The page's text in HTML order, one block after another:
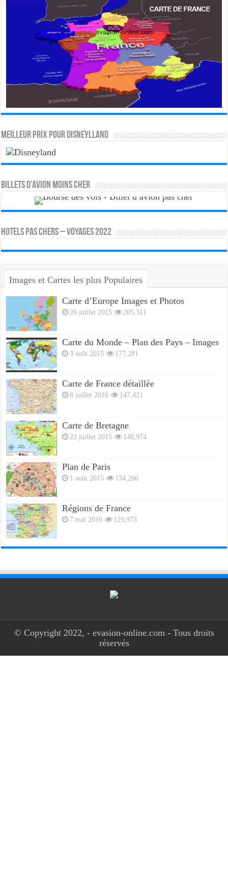
MEILLEUR PRIX POUR DISNEYLLAND
Billets d’avion moins cher
HOTELS PAS CHERS – VOYAGES 2022
Images et Cartes les plus Populaires
Carte d’Europe Images et Photos
26 juillet 2015 205,311
Carte du Monde – Plan des Pays – Images
3 août 2015 177,281
Carte de France détaillée
8 juillet 2016 147,421
Carte de Bretagne
22 juillet 2015 140,974
Plan de Paris
1 août 2015 134,266
Régions de France
7 mai 2016 129,973
© Copyright 2022, - evasion-online.com - Tous droits
réservés